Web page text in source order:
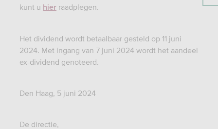
kunt u hier raadplegen.
Het dividend wordt betaalbaar gesteld op 11 juni
2024. Met ingang van 7 juni 2024 wordt het aandeel
ex-dividend genoteerd.
Den Haag, 5 juni 2024
De directie,